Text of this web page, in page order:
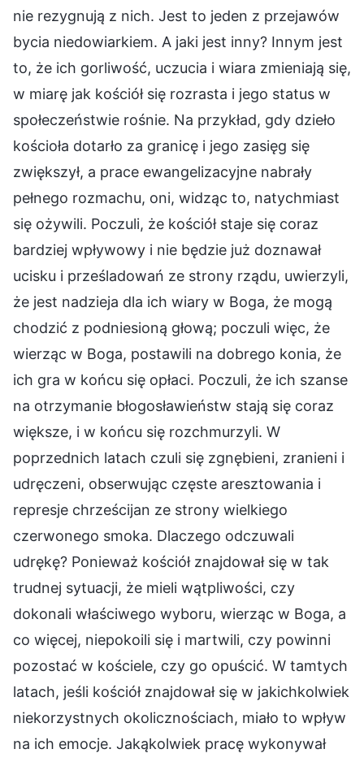
nie rezygnują z nich. Jest to jeden z przejawów
bycia niedowiarkiem. A jaki jest inny? Innym jest
to, że ich gorliwość, uczucia i wiara zmieniają się,
w miarę jak kościół się rozrasta i jego status w
społeczeństwie rośnie. Na przykład, gdy dzieło
kościoła dotarło za granicę i jego zasięg się
zwiększył, a prace ewangelizacyjne nabrały
pełnego rozmachu, oni, widząc to, natychmiast
się ożywili. Poczuli, że kościół staje się coraz
bardziej wpływowy i nie będzie już doznawał
ucisku i prześladowań ze strony rządu, uwierzyli,
że jest nadzieja dla ich wiary w Boga, że mogą
chodzić z podniesioną głową; poczuli więc, że
wierząc w Boga, postawili na dobrego konia, że
ich gra w końcu się opłaci. Poczuli, że ich szanse
na otrzymanie błogosławieństw stają się coraz
większe, i w końcu się rozchmurzyli. W
poprzednich latach czuli się zgnębieni, zranieni i
udręczeni, obserwując częste aresztowania i
represje chrześcijan ze strony wielkiego
czerwonego smoka. Dlaczego odczuwali
udrękę? Ponieważ kościół znajdował się w tak
trudnej sytuacji, że mieli wątpliwości, czy
dokonali właściwego wyboru, wierząc w Boga, a
co więcej, niepokoili się i martwili, czy powinni
pozostać w kościele, czy go opuścić. W tamtych
latach, jeśli kościół znajdował się w jakichkolwiek
niekorzystnych okolicznościach, miało to wpływ
na ich emocje. Jakąkolwiek pracę wykonywał